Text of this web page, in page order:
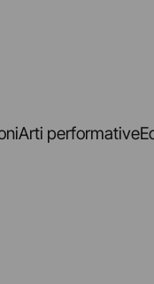
Arti performative